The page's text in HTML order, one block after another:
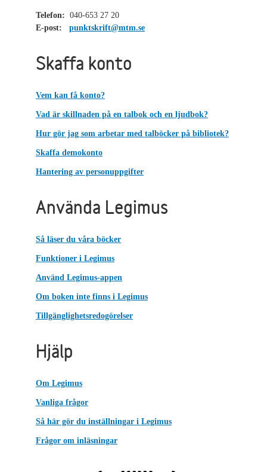
Telefon: 040-653 27 20
E-post:
punktskrift@mtm.se
Skaffa konto
Vem kan få konto?
Vad är skillnaden på en talbok och en ljudbok?
Hur gör jag som arbetar med talböcker på bibliotek?
Skaffa demokonto
Hantering av personuppgifter
Använda Legimus
Så läser du våra böcker
Funktioner i Legimus
Använd Legimus-appen
Om boken inte finns i Legimus
Tillgänglighetsredogörelser
Hjälp
Om Legimus
Vanliga frågor
Så här gör du inställningar i Legimus
Frågor om inläsningar